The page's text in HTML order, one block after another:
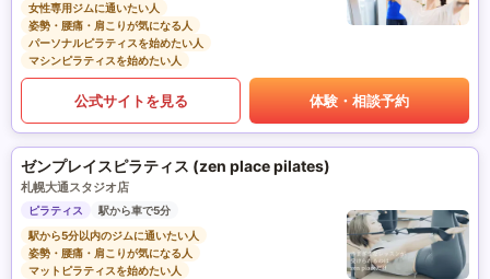
女性専用ジムに通いたい人
姿勢・腰痛・肩こりが気になる人
パーソナルピラティスを始めたい人
マシンピラティスを始めたい人
公式サイトを見る 体験・相談予約
ゼンプレイスピラティス (zen place pilates)
札幌大通スタジオ店
ピラティス
駅から車で5分
駅から5分以内のジムに通いたい人
姿勢・腰痛・肩こりが気になる人
マットピラティスを始めたい人